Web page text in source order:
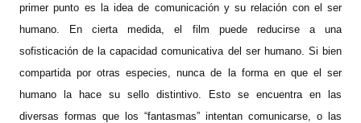
primer punto es la idea de comunicación y su relación con el ser
humano. En cierta medida, el film puede reducirse a una
sofisticación de la capacidad comunicativa del ser humano. Si bien
compartida por otras especies, nunca de la forma en que el ser
humano la hace su sello distintivo. Esto se encuentra en las
diversas formas que los “fantasmas” intentan comunicarse, o las